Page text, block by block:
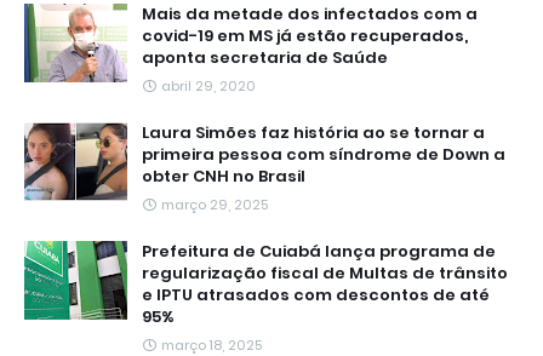
Mais da metade dos infectados com a
covid-19 em MS já estão recuperados,
aponta secretaria de Saúde
abril 29, 2020
Laura Simões faz história ao se tornar a
primeira pessoa com síndrome de Down a
obter CNH no Brasil
março 29, 2025
Prefeitura de Cuiabá lança programa de
regularização fiscal de Multas de trânsito
e IPTU atrasados com descontos de até
95%
março 18, 2025